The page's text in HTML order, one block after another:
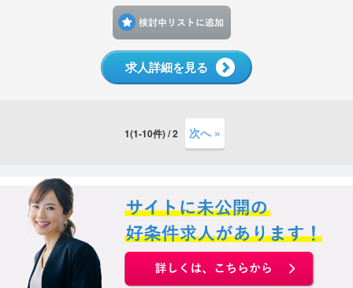
求人詳細を見る
1(1-10件) / 2 次へ »